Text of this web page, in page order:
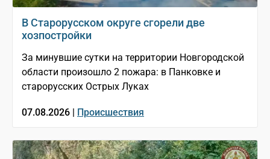
В Старорусском округе сгорели две
хозпостройки
За минувшие сутки на территории Новгородской
области произошло 2 пожара: в Панковке и
старорусских Острых Луках
07.08.2026 | Происшествия